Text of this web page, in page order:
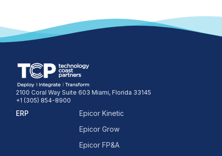
2100 Coral Way Suite 603 Miami, Florida 33145
+1 (305) 854-8900
ERP
Epicor Kinetic
Epicor Grow
Epicor FP&A